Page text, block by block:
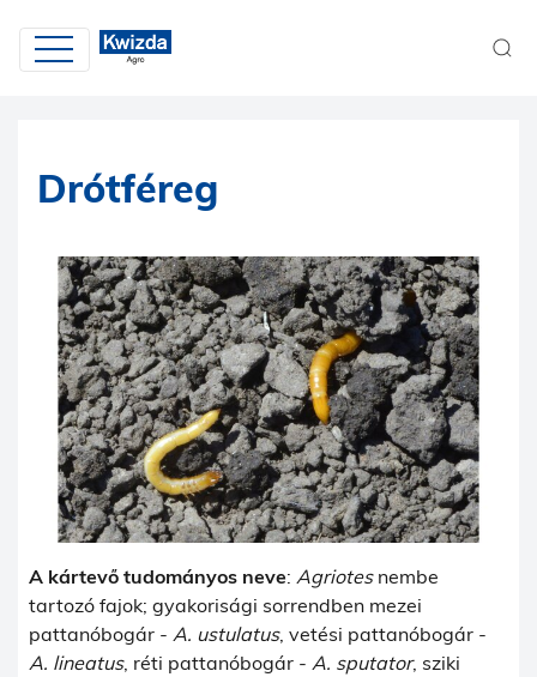
Drótféreg
A kártevő tudományos neve: Agriotes nembe
tartozó fajok; gyakorisági sorrendben mezei
pattanóbogár - A. ustulatus, vetési pattanóbogár -
A. lineatus, réti pattanóbogár - A. sputator, sziki